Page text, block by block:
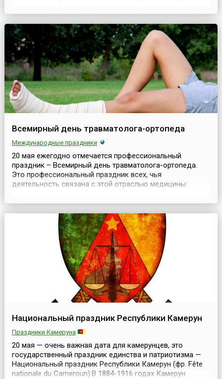
Продовольственной и сельскохозяйственной
организации ООН (ФАО) по вопросам проблем
опыления, опылителей, сохранения их многообразия,
безопасности про...
Всемирный день травматолога-ортопеда
Международные праздники
20 мая ежегодно отмечается профессиональный
праздник – Всемирный день травматолога-ортопеда.
Это профессиональный праздник всех, чья
деятельность связана с этой отраслью медицины:
преподавателей профильных специальностей, а также
специалистов, обеспечивающих работу отрасли — от
производителей оборудования до вспомогательного
медицинского персонала....
Национальный праздник Республики Камерун
Праздники Камеруна
20 мая — очень важная дата для камерунцев, это
государственный праздник единства и патриотизма —
Национальный праздник Республики Камерун (фр. Fête
nationale du Cameroun).В 1884-1916 годах Камерун